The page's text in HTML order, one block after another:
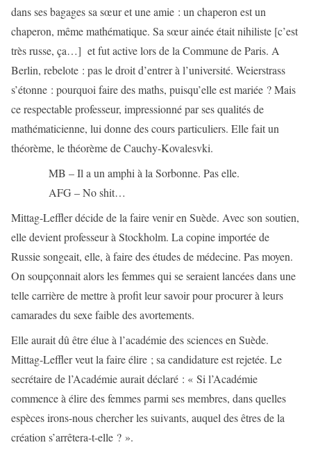
dans ses bagages sa sœur et une amie : un chaperon est un
chaperon, même mathématique. Sa sœur ainée était nihiliste [c’est
très russe, ça…] et fut active lors de la Commune de Paris. A
Berlin, rebelote : pas le droit d’entrer à l’université. Weierstrass
s’étonne : pourquoi faire des maths, puisqu’elle est mariée ? Mais
ce respectable professeur, impressionné par ses qualités de
mathématicienne, lui donne des cours particuliers. Elle fait un
théorème, le théorème de Cauchy-Kovalesvki.
MB – Il a un amphi à la Sorbonne. Pas elle.
AFG – No shit…
Mittag-Leffler décide de la faire venir en Suède. Avec son soutien,
elle devient professeur à Stockholm. La copine importée de
Russie songeait, elle, à faire des études de médecine. Pas moyen.
On soupçonnait alors les femmes qui se seraient lancées dans une
telle carrière de mettre à profit leur savoir pour procurer à leurs
camarades du sexe faible des avortements.
Elle aurait dû être élue à l’académie des sciences en Suède.
Mittag-Leffler veut la faire élire ; sa candidature est rejetée. Le
secrétaire de l’Académie aurait déclaré : « Si l’Académie
commence à élire des femmes parmi ses membres, dans quelles
espèces irons-nous chercher les suivants, auquel des êtres de la
création s’arrêtera-t-elle ? ».